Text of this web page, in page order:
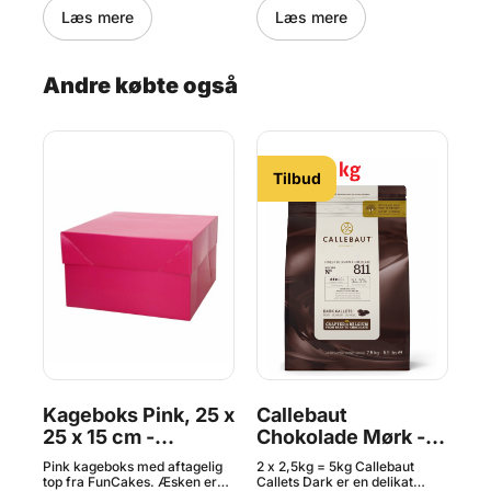
Læs mere Læs mere
Andre købte også
Kageboks Pink, 25 x
25 x 15 cm -
FunCakes
Pink kageboks med aftagelig
top fra FunCakes. Æsken er
Tilbud
Callebaut
Chokolade Mørk -
54,5 % Kakao, 5 kg
2 x 2,5kg = 5kg Callebaut
Callets Dark er en delikat